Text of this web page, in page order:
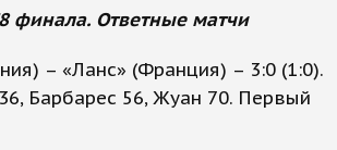
финала. Ответные матчи
– «Ланс» (Франция) – 3:0 (1:0).
Барбарес 56, Жуан 70. Первый